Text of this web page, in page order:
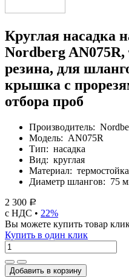
Круглая насадка
Nordberg AN075R,
резина, для
крышка с
отбора проб
Производитель:
Модель: AN075R
Тип: насадка
Вид: круглая
Материал:
Диаметр шлангов: 75
2 300 Р
с НДС • 22%
Вы можете купить товар
Купить в один клик
Добавить в корзину